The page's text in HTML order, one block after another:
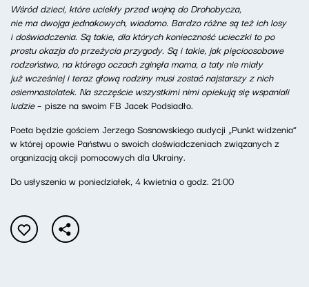
Wśród dzieci, które uciekły przed wojną do Drohobycza,
nie ma dwojga jednakowych, wiadomo. Bardzo różne są też ich losy
i doświadczenia. Są takie, dla których konieczność ucieczki to po
prostu okazja do przeżycia przygody. Są i takie, jak pięcioosobowe
rodzeństwo, na którego oczach zginęła mama, a taty nie miały
już wcześniej i teraz głową rodziny musi zostać najstarszy z nich
osiemnastolatek. Na szczęście wszystkimi nimi opiekują się wspaniali
ludzie– pisze na swoim FB Jacek Podsiadło.
Poeta będzie gościem Jerzego Sosnowskiego audycji „Punkt widzenia”
w której opowie Państwu o swoich doświadczeniach związanych z
organizacją akcji pomocowych dla Ukrainy.
Do usłyszenia w poniedziałek, 4 kwietnia o godz. 21:00